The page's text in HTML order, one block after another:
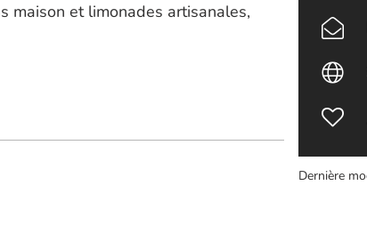
maison et limonades artisanales,
Dernière